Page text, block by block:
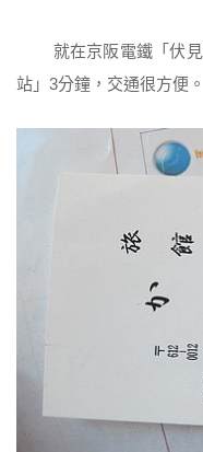
就在京阪電鐵「伏見
站」3分鐘，交通很方便。